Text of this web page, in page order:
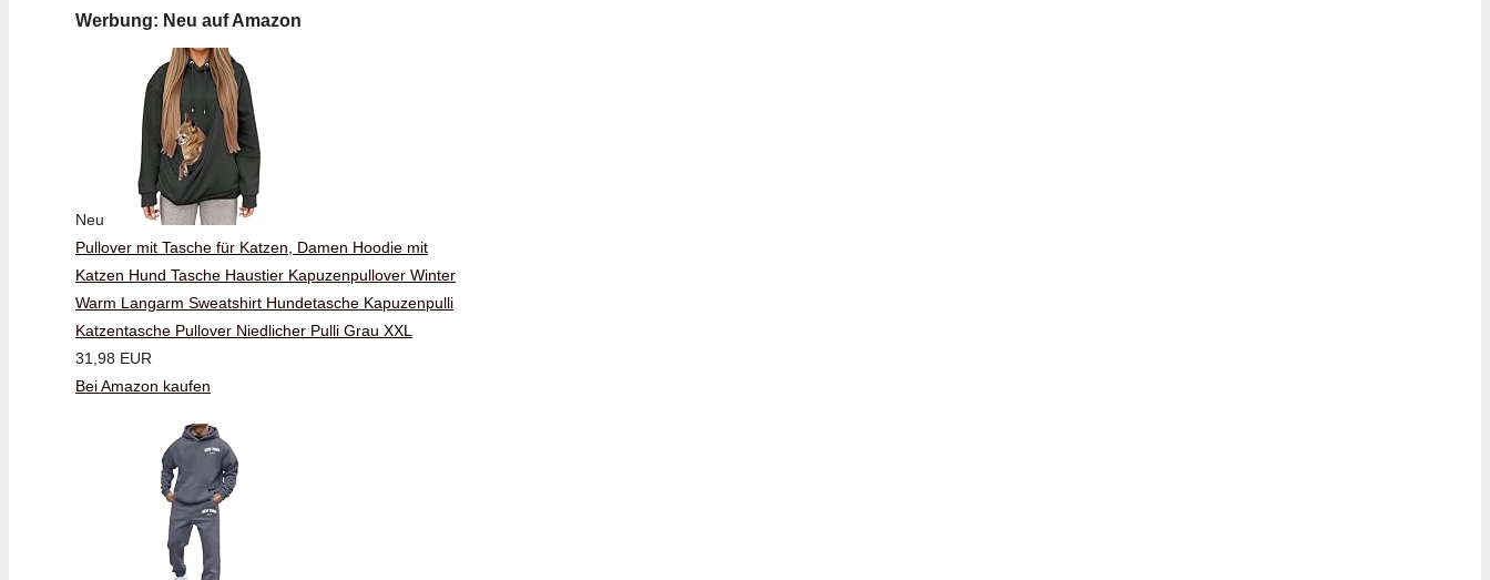
Werbung: Neu auf Amazon
Neu
Pullover mit Tasche für Katzen, Damen Hoodie mit
Katzen Hund Tasche Haustier Kapuzenpullover Winter
Warm Langarm Sweatshirt Hundetasche Kapuzenpulli
Katzentasche Pullover Niedlicher Pulli Grau XXL
31,98 EUR
Bei Amazon kaufen